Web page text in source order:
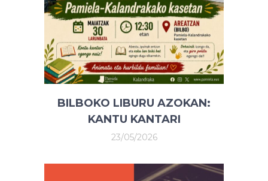
BILBOKO LIBURU AZOKAN:
KANTU KANTARI
23/05/2026